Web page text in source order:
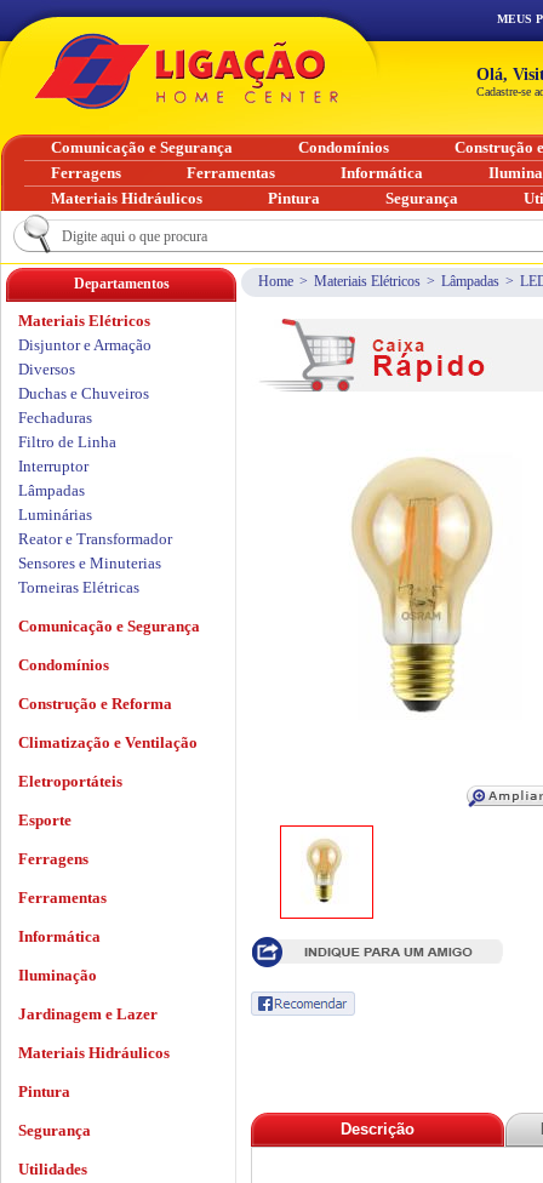
Home > Materiais Elétricos > Lâmpadas >
Descrição
Departamentos
Materiais Elétricos
Disjuntor e Armação
Diversos
Duchas e Chuveiros
Fechaduras
Filtro de Linha
Interruptor
Lâmpadas
Luminárias
Reator e Transformador
Sensores e Minuterias
Torneiras Elétricas
Comunicação e Segurança
Condomínios
Construção e Reforma
Climatização e Ventilação
Eletroportáteis
Esporte
Ferragens
Ferramentas
Informática
Iluminação
Jardinagem e Lazer
Materiais Hidráulicos
Pintura
Segurança
Utilidades
MEUS
Olá,
Cadastre-se
Comunicação e Segurança Condomínios
Construção
Ferragens
Ferramentas Informática
Materiais Hidráulicos
Pintura Segurança